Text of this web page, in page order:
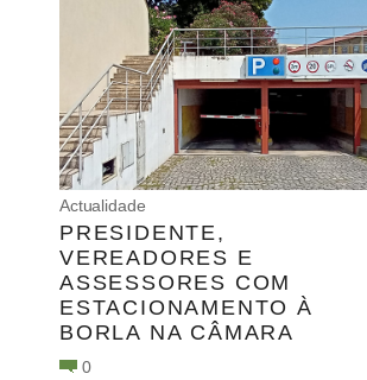
Actualidade
PRESIDENTE,
VEREADORES E
ASSESSORES COM
ESTACIONAMENTO À
BORLA NA CÂMARA
0